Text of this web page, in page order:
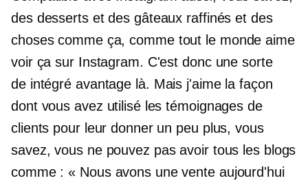
des desserts et des gâteaux raffinés et des
choses comme ça, comme tout le monde aime
voir ça sur Instagram. C'est donc une sorte
de intégré avantage là. Mais j'aime la façon
dont vous avez utilisé les témoignages de
clients pour leur donner un peu plus, vous
savez, vous ne pouvez pas avoir tous les blogs
comme : « Nous avons une vente aujourd'hui